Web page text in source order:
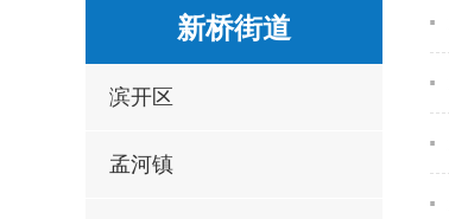
新桥街道
滨开区
孟河镇